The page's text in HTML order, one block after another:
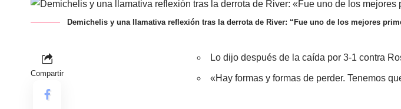
Demichelis y una llamativa reflexión tras la derrota de River: “Fue uno de los mejores
Compartir
Lo dijo después de la caída por 3-1 contra
«Hay formas y formas de perder. Tenemos